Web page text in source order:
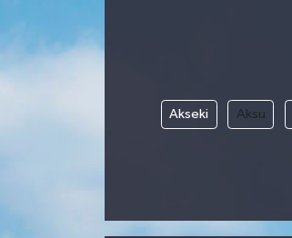
Akseki Aksu